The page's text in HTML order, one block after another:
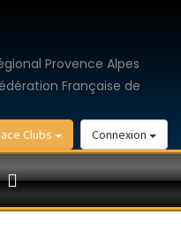
Connexion
Clubs